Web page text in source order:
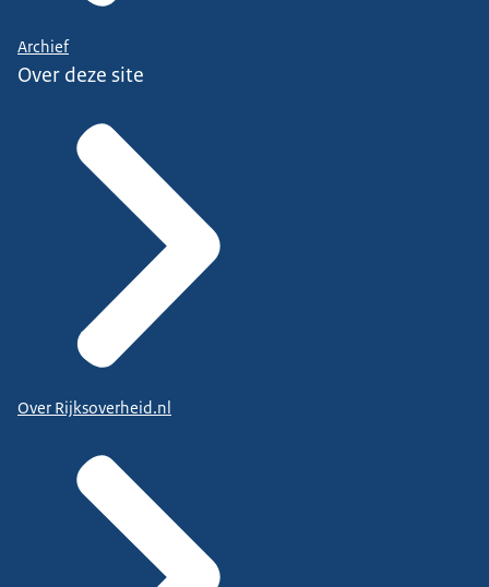
Archief
Over deze site
Over Rijksoverheid.nl